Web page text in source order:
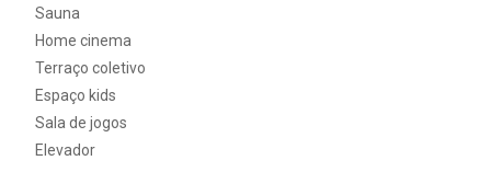
Sauna
Home cinema
Terraço coletivo
Espaço kids
Sala de jogos
Elevador